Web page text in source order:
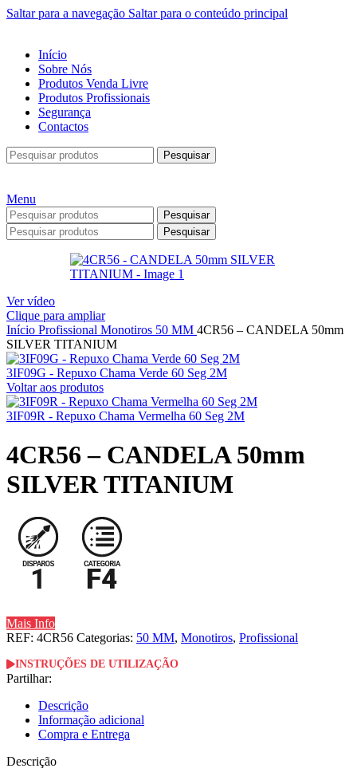
Saltar para a navegação Saltar para o conteúdo principal
Início
Sobre Nós
Produtos Venda Livre
Produtos Profissionais
Segurança
Contactos
Pesquisar
Menu
Pesquisar
Pesquisar
Ver vídeo
Clique para ampliar
Início Profissional Monotiros 50 MM 4CR56 – CANDELA 50mm
SILVER TITANIUM
3IF09G - Repuxo Chama Verde 60 Seg 2M
Voltar aos produtos
3IF09R - Repuxo Chama Vermelha 60 Seg 2M
4CR56 – CANDELA 50mm
SILVER TITANIUM
Mais Info
REF: 4CR56 Categorias: 50 MM, Monotiros, Profissional
INSTRUÇÕES DE UTILIZAÇÃO
Partilhar:
Descrição
Informação adicional
Compra e Entrega
Descrição